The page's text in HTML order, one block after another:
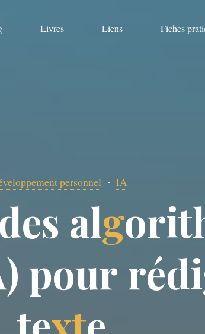
Livres Liens Fiches
personnel IA
des algorit
) pour rédi